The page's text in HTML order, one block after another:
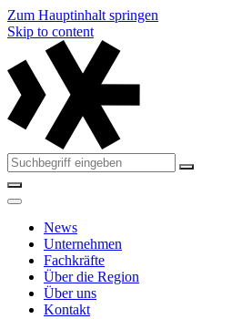
Zum Hauptinhalt springen
Skip to content
News
Unternehmen
Fachkräfte
Über die Region
Über uns
Kontakt